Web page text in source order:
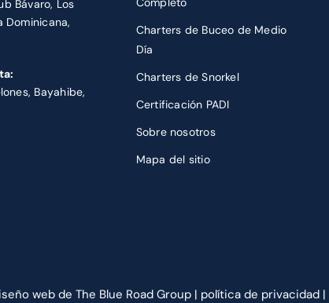
Bávaro, Los
Dominicana,
Bayahibe,
Charters de Buceo de Medio
Día
Charters de Snorkel
Certificación PADI
Sobre nosotros
Mapa del sitio
web de The Blue Road Group | política de privacidad |